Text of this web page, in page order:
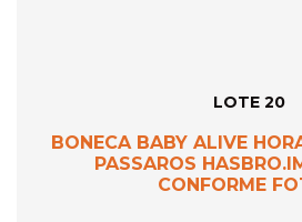
LOTE 20
BONECA BABY ALIVE
PASSAROS
CONFORME